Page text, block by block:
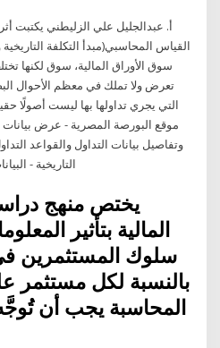
أ. عبدالجليل علي الزليطني يكتبت
القياس المحاسبي(مبدأ التكلفة
سوق الأوراق المالية، سوق لكنها
تعرض ولا تملك في معظم الأحوال
التي يجري تداولها بها ليست أصولًا
موقع البورصة المصرية - عرض بيانات
وتفاصيل بيانات التداول والقواعد
التاريخية -
المالية بتأثير
سلوك المستثمرين
بالنسبة لكل مستثمر
المحاسبة يجب أن